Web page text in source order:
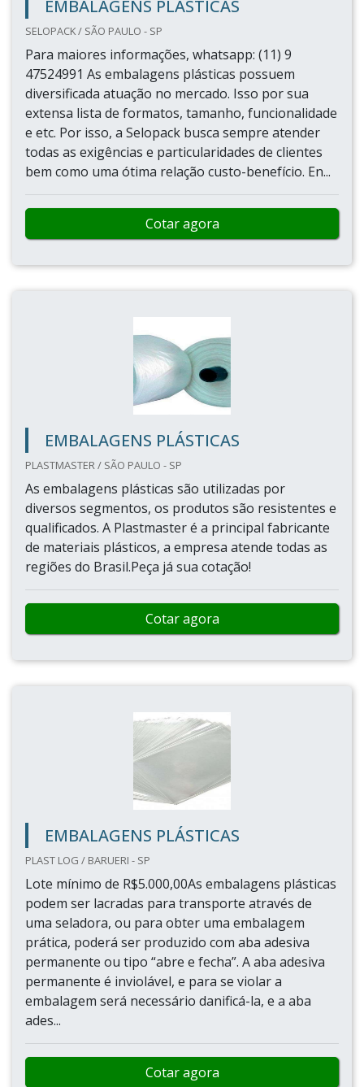
EMBALAGENS PLÁSTICAS
SELOPACK / SÃO PAULO - SP
Para maiores informações, whatsapp: (11) 9
47524991 As embalagens plásticas possuem
diversificada atuação no mercado. Isso por sua
extensa lista de formatos, tamanho, funcionalidade
e etc. Por isso, a Selopack busca sempre atender
todas as exigências e particularidades de clientes
bem como uma ótima relação custo-benefício. En...
Cotar agora
EMBALAGENS PLÁSTICAS
PLASTMASTER / SÃO PAULO - SP
As embalagens plásticas são utilizadas por
diversos segmentos, os produtos são resistentes e
qualificados. A Plastmaster é a principal fabricante
de materiais plásticos, a empresa atende todas as
regiões do Brasil.Peça já sua cotação!
Cotar agora
EMBALAGENS PLÁSTICAS
PLAST LOG / BARUERI - SP
Lote mínimo de R$5.000,00As embalagens plásticas
podem ser lacradas para transporte através de
uma seladora, ou para obter uma embalagem
prática, poderá ser produzido com aba adesiva
permanente ou tipo “abre e fecha”. A aba adesiva
permanente é inviolável, e para se violar a
embalagem será necessário danificá-la, e a aba
ades...
Cotar agora